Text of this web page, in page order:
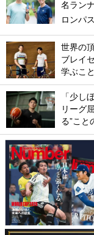
名ラン
ロンパス
世界の
ブレイ
学ぶこ
「少し
リーグ
る”こと